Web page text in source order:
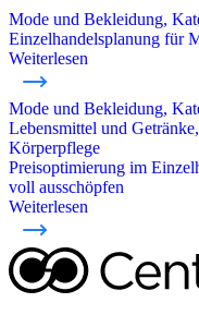
Mode und Bekleidung,
Einzelhandelsplanung für
Weiterlesen
Mode und Bekleidung,
Lebensmittel und
Körperpflege
Preisoptimierung im
voll ausschöpfen
Weiterlesen